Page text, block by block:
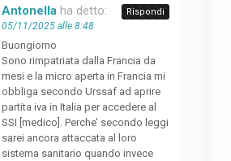
Antonella ha detto:
05/11/2025 alle 8:48
Buongiorno
Sono rimpatriata dalla Francia da
mesi e la micro aperta in Francia mi
obbliga secondo Urssaf ad aprire
partita iva in Italia per accedere al
SSI [medico]. Perche’ secondo leggi
sarei ancora attaccata al loro
sistema sanitario quando invece
Rispondi